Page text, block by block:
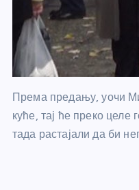
Према предању, уочи
куће, тај ће преко целе
тада растајали да би